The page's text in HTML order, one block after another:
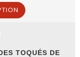
TOQUÉS DE